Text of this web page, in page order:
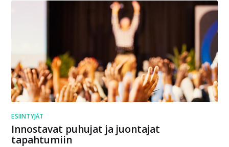
ESIINTYJÄT
Innostavat puhujat ja juontajat
tapahtumiin